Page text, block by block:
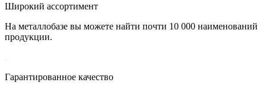
Широкий ассортимент
На металлобазе вы можете найти почти 10 000 наименований
продукции.
Гарантированное качество